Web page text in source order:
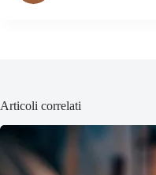
Articoli correlati